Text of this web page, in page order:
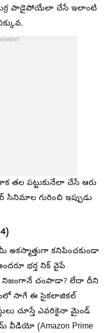
పాడైపోయేలా చేసే ఇలాంటి
తల పట్టుకునేలా చేసే ఆరు
సినిమాల గురించి ఇప్పుడు
కనిపించకుండా
భర్త నిక్‌ వైపే
నిజంగానే చంపాడా? లేదా దీని
సాగే ఈ సైకలాజికల్
చూస్తే ఎవరికైనా మైండ్
వీడియో (Amazon Prime